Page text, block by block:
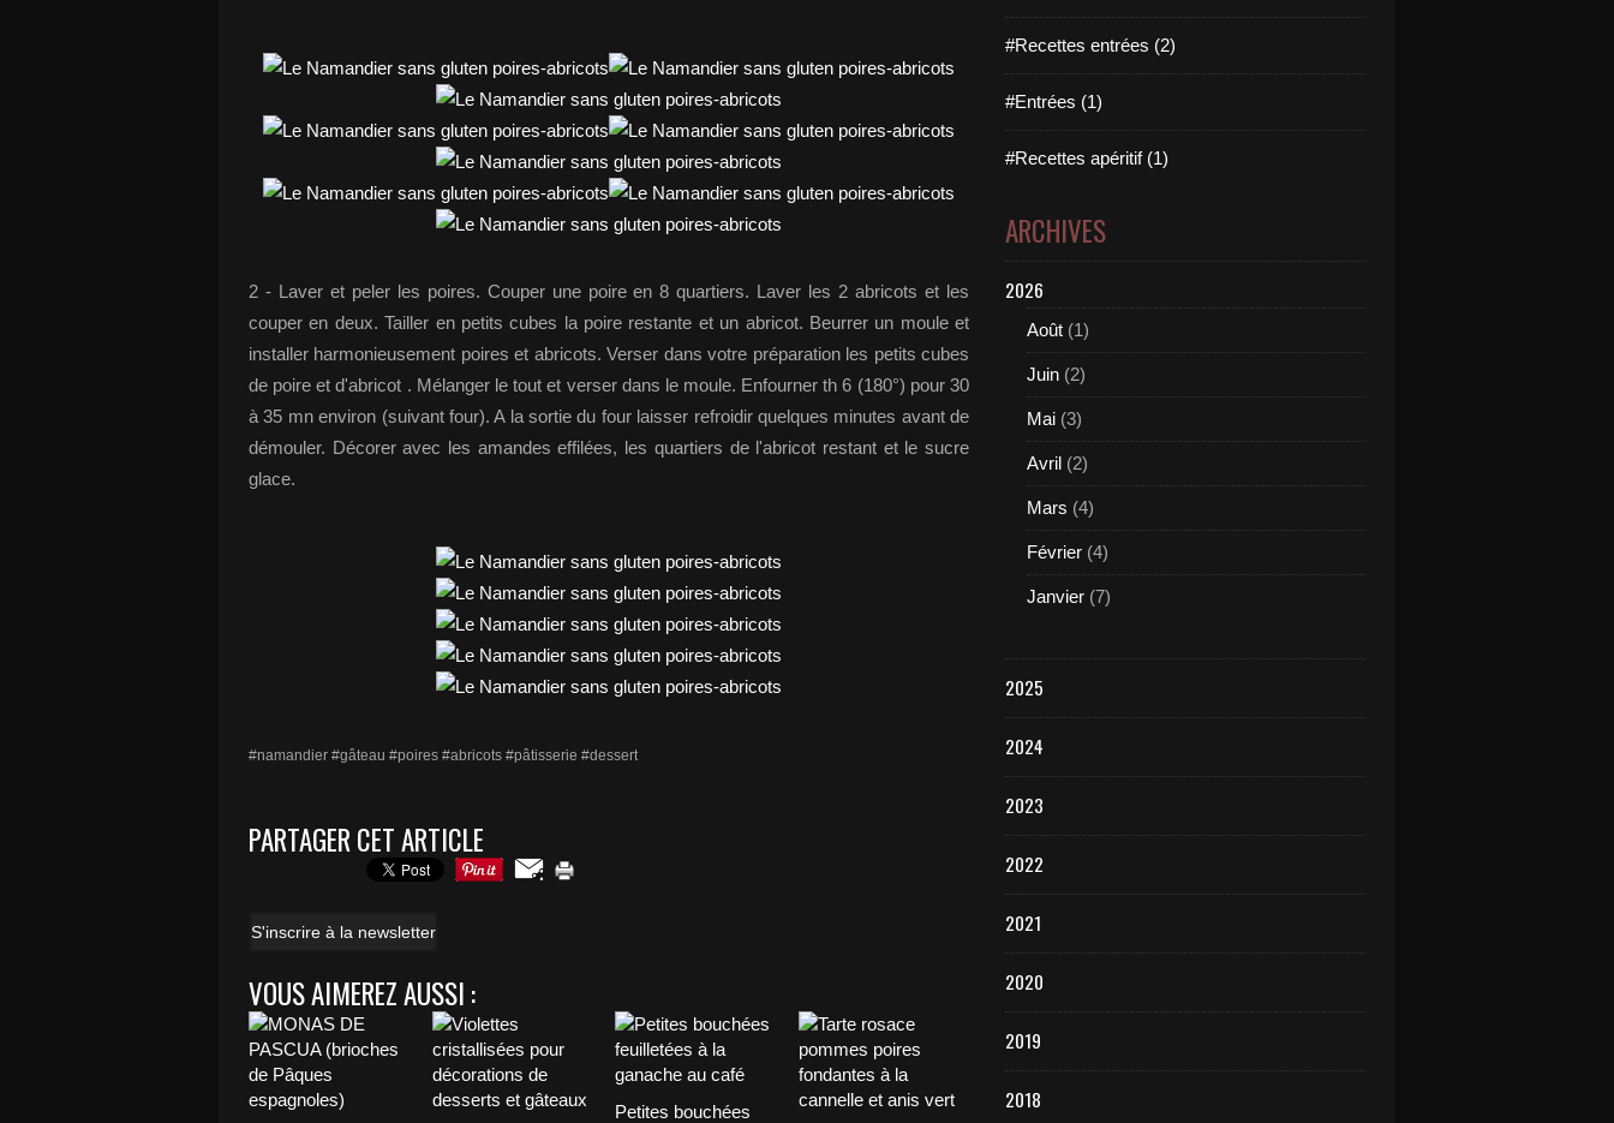
2 - Laver et peler les poires. Couper une poire en 8 quartiers. Laver les 2 abricots et les
couper en deux. Tailler en petits cubes la poire restante et un abricot. Beurrer un moule et
installer harmonieusement poires et abricots. Verser dans votre préparation les petits cubes
de poire et d'abricot . Mélanger le tout et verser dans le moule. Enfourner th 6 (180°) pour 30
à 35 mn environ (suivant four). A la sortie du four laisser refroidir quelques minutes avant de
démouler. Décorer avec les amandes effilées, les quartiers de l'abricot restant et le sucre
glace.
#namandier #gâteau #poires #abricots #pâtisserie #dessert
PARTAGER CET ARTICLE
S'inscrire à la newsletter
VOUS AIMEREZ AUSSI :
Petites bouchées
#Recettes entrées (2)
#Entrées (1)
#Recettes apéritif (1)
ARCHIVES
2026
Août (1)
Juin (2)
Mai (3)
Avril (2)
Mars (4)
Février (4)
Janvier (7)
2025
2024
2023
2022
2021
2020
2019
2018